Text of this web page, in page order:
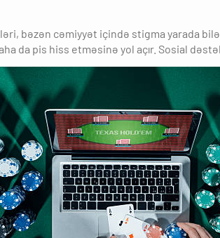
bəzən cəmiyyət içində stigma yarada
da pis hiss etməsinə yol açır. Sosial